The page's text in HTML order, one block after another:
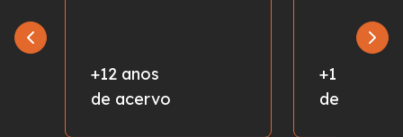
+12 anos
de acervo
+1 milhão
de fotos